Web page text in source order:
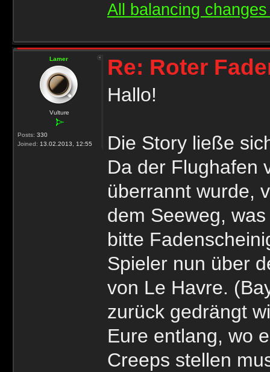
All balancing
Lamer
Vulture
Posts: 330
Joined: 13.02.2013, 12:55
Re: Roter
Hallo!
Die Story ließe
Da der Flughafen
überrannt wurde,
dem Seeweg,
bitte
Spieler nun über
von Le Havre.
zurück gedrängt
Eure entlang, wo
Creeps stellen